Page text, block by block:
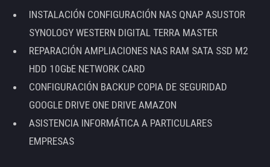
INSTALACIÓN CONFIGURACIÓN NAS QNAP ASUSTOR
SYNOLOGY WESTERN DIGITAL TERRA MASTER
REPARACIÓN AMPLIACIONES NAS RAM SATA SSD M2
HDD 10GbE NETWORK CARD
CONFIGURACIÓN BACKUP COPIA DE SEGURIDAD
GOOGLE DRIVE ONE DRIVE AMAZON
ASISTENCIA INFORMÁTICA A PARTICULARES
EMPRESAS